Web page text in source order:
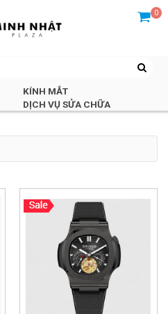
0
KÍNH MẮT
DỊCH VỤ SỬA CHỮA